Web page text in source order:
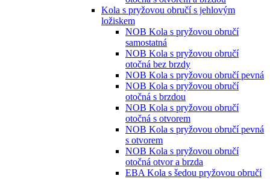
Kola s pryžovou obručí s jehlovým
ložiskem
NOB Kola s pryžovou obručí
samostatná
NOB Kola s pryžovou obručí
otočná bez brzdy
NOB Kola s pryžovou obručí pevná
NOB Kola s pryžovou obručí
otočná s brzdou
NOB Kola s pryžovou obručí
otočná s otvorem
NOB Kola s pryžovou obručí pevná
s otvorem
NOB Kola s pryžovou obručí
otočná otvor a brzda
EBA Kola s šedou pryžovou obručí